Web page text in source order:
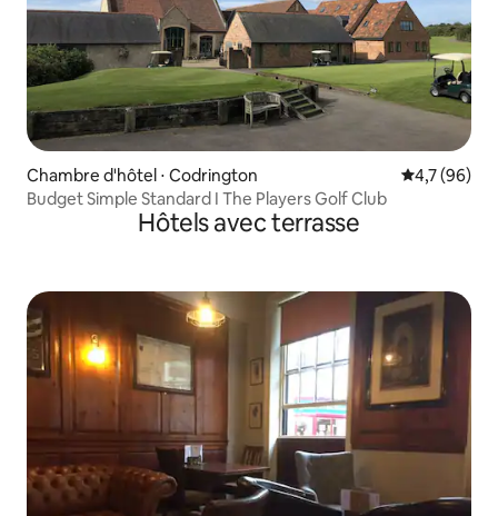
Chambre d'hôtel ⋅ Codrington Évaluation
4,7 (96)
Budget Simple Standard I The Players Golf Club
Hôtels avec terrasse